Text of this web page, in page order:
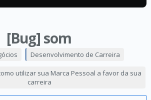
[Bug] som
Desenvolvimento de Carreira
utilizar sua Marca Pessoal a favor da sua
carreira